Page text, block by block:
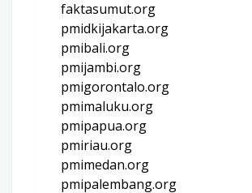
faktasumut.org
pmidkijakarta.org
pmibali.org
pmijambi.org
pmigorontalo.org
pmimaluku.org
pmipapua.org
pmiriau.org
pmimedan.org
pmipalembang.org